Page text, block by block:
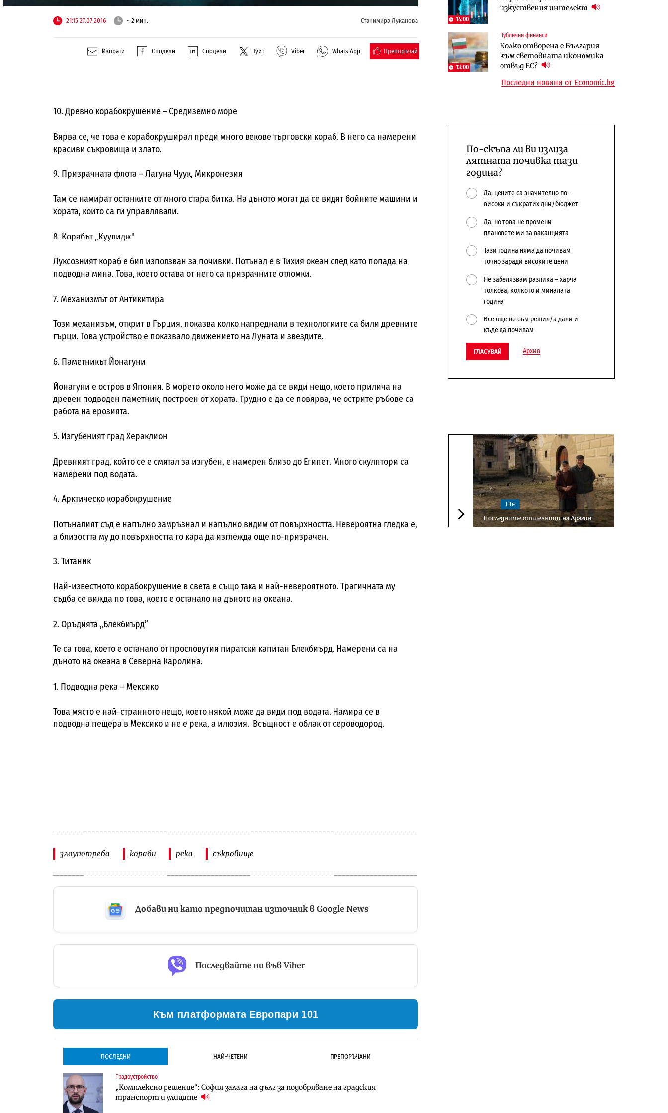
21:15 27.07.2016 ~ 2 мин. Станимира Луканова
Изпрати Сподели Сподели Туит Viber Whats App Препоръчай
10. Древно корабокрушение – Средиземно море
Вярва се, че това е корабокруширал преди много векове търговски кораб. В него са намерени
красиви съкровища и злато.
9. Призрачната флота – Лагуна Чуук, Микронезия
Там се намират останките от много стара битка. На дъното могат да се видят бойните машини и
хората, които са ги управлявали.
8. Корабът „Куулидж"
Луксозният кораб е бил използван за почивки. Потънал е в Тихия океан след като попада на
подводна мина. Това, което остава от него са призрачните отломки.
7. Механизмът от Антикитира
Този механизъм, открит в Гърция, показва колко напреднали в технологиите са били древните
гърци. Това устройство е показвало движението на Луната и звездите.
6. Паметникът Йонагуни
Йонагуни е остров в Япония. В морето около него може да се види нещо, което прилича на
древен подводен паметник, построен от хората. Трудно е да се повярва, че острите ръбове са
работа на ерозията.
5. Изгубеният град Хераклион
Древният град, който се е смятал за изгубен, е намерен близо до Египет. Много скулптори са
намерени под водата.
4. Арктическо корабокрушение
Потъналият съд е напълно замръзнал и напълно видим от повърхността. Невероятна гледка е,
а близостта му до повърхността го кара да изглежда още по-призрачен.
3. Титаник
Най-известното корабокрушение в света е също така и най-невероятното. Трагичната му
съдба се вижда по това, което е останало на дъното на океана.
2. Оръдията „Блекбиърд”
Те са това, което е останало от прословутия пиратски капитан Блекбиърд. Намерени са на
дъното на океана в Северна Каролина.
1. Подводна река – Мексико
Това място е най-странното нещо, което някой може да види под водата. Намира се в
подводна пещера в Мексико и не е река, а илюзия. Всъщност е облак от сероводород.
злоупотреба кораби река съкровище
Добави ни като предпочитан източник в Google News
Последвайте ни във Viber
Към платформата Европари 101
ПОСЛЕДНИ НАЙ-ЧЕТЕНИ ПРЕПОРЪЧАНИ
Градоустройство
„Комплексно решение“: София залага на дълг за подобряване на градския
транспорт и улиците
Градоустройство
Столична община избра изпълнител за преместването на трамвайното
трасе по бул. „Скобелев“
Инфраструктура
Проектирането на тунела под Петрохан ще върви паралелно с екологичните
оценки
14:00
изкуствения интелект
13:00
Публични финанси
Колко отворена е България
към световната икономика
отвъд ЕС?
откажат напълно от Google
Пазар на труда
Пазарът на труда продължава
да се охлажда, а три сектора го
дърпат надолу
керосин
Интервю | Истинската
иновация идва от решаването
на реални проблеми на
потребителите
Последни новини от Economic.bg
По-скъпа ли ви излиза
лятната почивка тази
година?
Да, цените са значително по-
високи и съкратих дни/бюджет
Да, но това не промени
плановете ми за ваканцията
Тази година няма да почивам
точно заради високите цени
Не забелязвам разлика – харча
толкова, колкото и миналата
година
Все още не съм решил/а дали и
къде да почивам
ГЛАСУВАЙ Архив
Следваща новина
Lite
Последните отшелници на Арагон